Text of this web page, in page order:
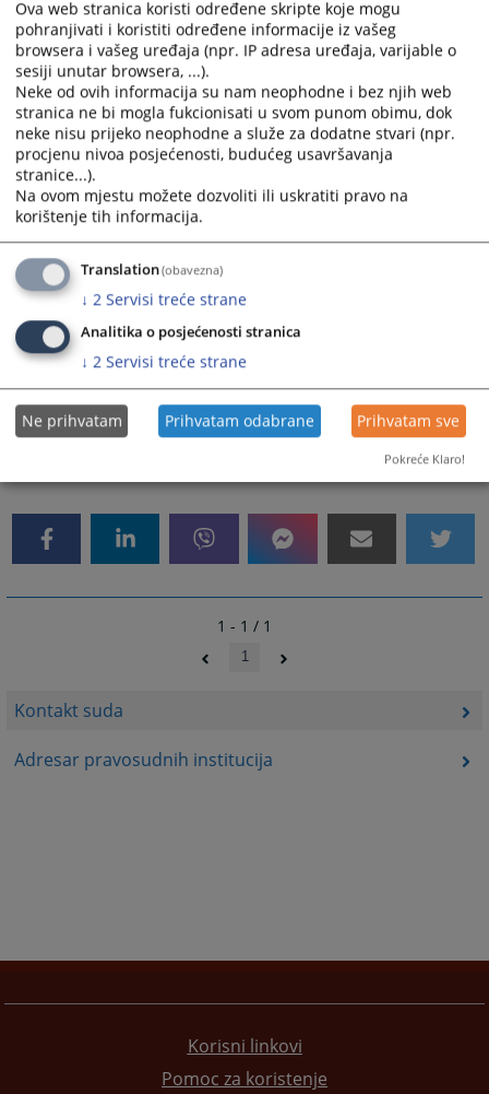
Kontakt suda
Adresar pravosudnih institucija
Elektronska
pošta
opsud-
bosanskakrupa@pravosudje.ba
Oficijelna web
stranica
https://opsud-
Ukoliko želite poslati e-mail nekom od uposlenika Općinskog suda u
Bosanskoj Krupi (neophodno je da znate njihovo ime i prezime),
koristite se sljedećim formatom e-mail
ime.prezime@pravosudje.ba
je ime Marko Marić je:marko.maric@pravosudje.ba)
1 - 1 / 1
1
Korisni linkovi
Pomoc za koristenje
Ova web stranica koristi određene skripte koje mogu
pohranjivati i koristiti određene informacije iz vašeg
browsera i vašeg uređaja (npr. IP adresa uređaja, varijable o
sesiji unutar browsera, ...).
Neke od ovih informacija su nam neophodne i bez njih web
stranica ne bi mogla fukcionisati u svom punom obimu, dok
neke nisu prijeko neophodne a služe za dodatne stvari (npr.
procjenu nivoa posjećenosti, budućeg usavršavanja
stranice...).
Na ovom mjestu možete dozvoliti ili uskratiti pravo na
korištenje tih informacija.
Translation(obavezna)
↓ 2 Servisi treće strane
Analitika o posjećenosti stranica
↓ 2 Servisi treće strane
Ne prihvatam Prihvatam odabrane Prihvatam sve
Pokreće Klaro!